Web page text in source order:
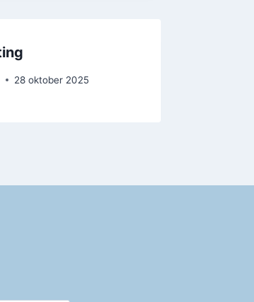
28 oktober 2025